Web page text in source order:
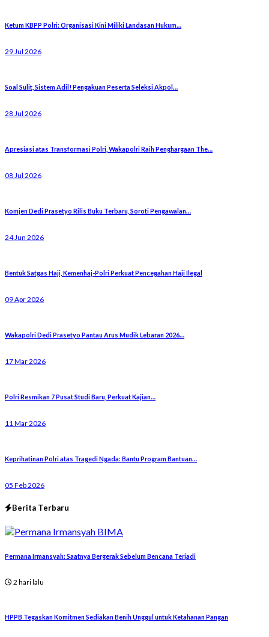
Ketum KBPP Polri: Organisasi Kini Miliki Landasan Hukum…
29 Jul 2026
Soal Sulit, Sistem Adil! Pengakuan Peserta Seleksi Akpol…
28 Jul 2026
Apresiasi atas Transformasi Polri, Wakapolri Raih Penghargaan The…
08 Jul 2026
Komjen Dedi Prasetyo Rilis Buku Terbaru, Soroti Pengawalan…
24 Jun 2026
Bentuk Satgas Haji, Kemenhaj-Polri Perkuat Pencegahan Haji Ilegal
09 Apr 2026
Wakapolri Dedi Prasetyo Pantau Arus Mudik Lebaran 2026…
17 Mar 2026
Polri Resmikan 7 Pusat Studi Baru, Perkuat Kajian…
11 Mar 2026
Keprihatinan Polri atas Tragedi Ngada: Bantu Program Bantuan…
05 Feb 2026
Berita Terbaru
Permana Irmansyah: Saatnya Bergerak Sebelum Bencana Terjadi
2 hari lalu
HPPB Tegaskan Komitmen Sediakan Benih Unggul untuk Ketahanan Pangan